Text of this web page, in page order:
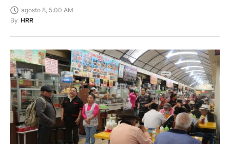
agosto 8, 5:00 AM
By HRR